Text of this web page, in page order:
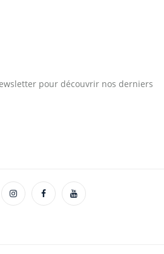
pour découvrir nos derniers